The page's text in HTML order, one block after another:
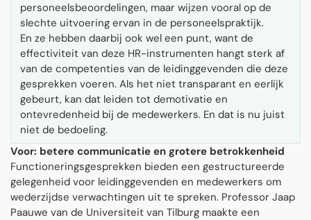
personeelsbeoordelingen, maar wijzen vooral op de
slechte uitvoering ervan in de personeelspraktijk.
En ze hebben daarbij ook wel een punt, want de
effectiviteit van deze HR-instrumenten hangt sterk af
van de competenties van de leidinggevenden die deze
gesprekken voeren. Als het niet transparant en eerlijk
gebeurt, kan dat leiden tot demotivatie en
ontevredenheid bij de medewerkers. En dat is nu juist
niet de bedoeling.
Voor: betere communicatie en grotere betrokkenheid
Functioneringsgesprekken bieden een gestructureerde
gelegenheid voor leidinggevenden en medewerkers om
wederzijdse verwachtingen uit te spreken. Professor Jaap
Paauwe van de Universiteit van Tilburg maakte een